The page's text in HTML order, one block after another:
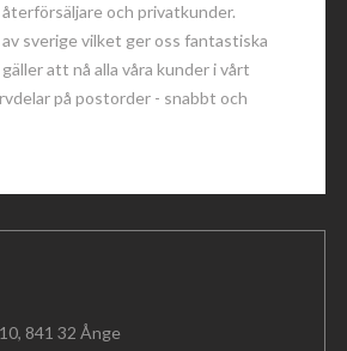
och privatkunder.
sverige vilket ger oss fantastiska
att nå alla våra kunder i vårt
på postorder - snabbt och
841 32 Ånge